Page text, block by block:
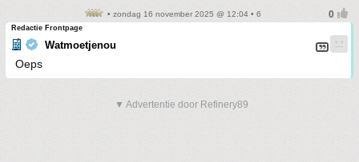
• zondag 16 november 2025 @ 12:04 • 6
Redactie Frontpage
Watmoetjenou
Oeps
▼ Advertentie door Refinery89